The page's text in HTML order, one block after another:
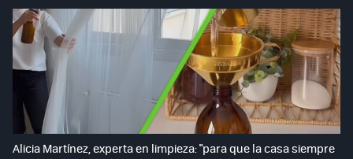
Alicia Martínez, experta en limpieza: "para que la casa siempre